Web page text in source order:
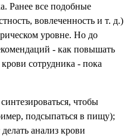
Ранее все подобные
вовлеченность и т. д.)
уровне. Но до
- как повышать
сотрудника - пока
чтобы
подсыпаться в пищу);
анализ крови